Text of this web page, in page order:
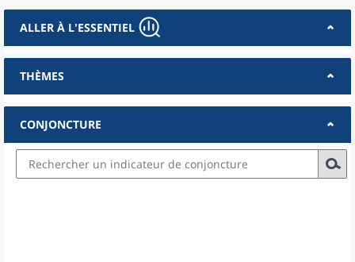
ALLER À L'ESSENTIEL
THÈMES
CONJONCTURE